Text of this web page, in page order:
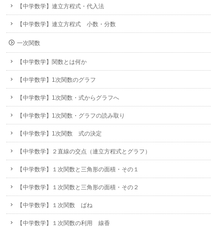
【中学数学】連立方程式・代入法
【中学数学】連立方程式 小数・分数
一次関数
【中学数学】関数とは何か
【中学数学】1次関数のグラフ
【中学数学】1次関数・式からグラフへ
【中学数学】1次関数・グラフの読み取り
【中学数学】1次関数 式の決定
【中学数学】２直線の交点（連立方程式とグラフ）
【中学数学】１次関数と三角形の面積・その１
【中学数学】１次関数と三角形の面積・その２
【中学数学】１次関数 ばね
【中学数学】１次関数の利用 線香